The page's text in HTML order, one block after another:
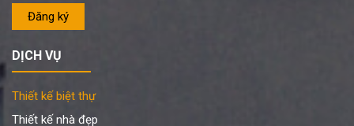
DỊCH VỤ
Thiết kế biệt thự
Thiết kế nhà đẹp